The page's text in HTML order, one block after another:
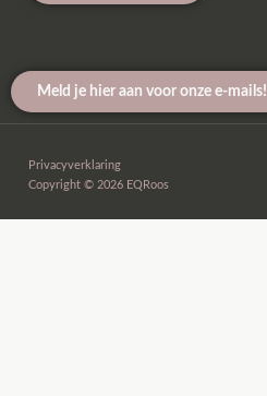
Meld je hier aan voor onze e-mails!
Privacyverklaring
Copyright © 2026 EQRoos